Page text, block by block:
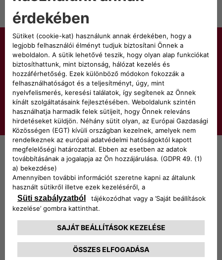
Tekintse meg a begyűjtő és bontó
központok jegyzékét
A legközelebbi gyűjtőközpont
megismeréséhez kérjük, használja a
kereskedőt.
UGRÁS A JEGYZÉKRE
Kövess minket
HÍRLEVÉL
Konfigurátor